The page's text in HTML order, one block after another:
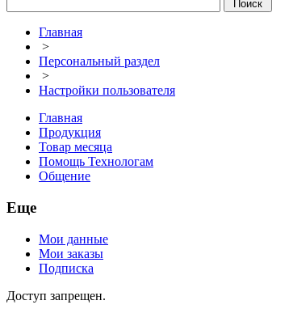
Главная
>
Персональный раздел
>
Настройки пользователя
Главная
Продукция
Товар месяца
Помощь Технологам
Общение
Еще
Мои данные
Мои заказы
Подписка
Доступ запрещен.